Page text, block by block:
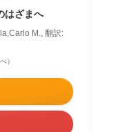
はざまへ
M., 翻訳:
）